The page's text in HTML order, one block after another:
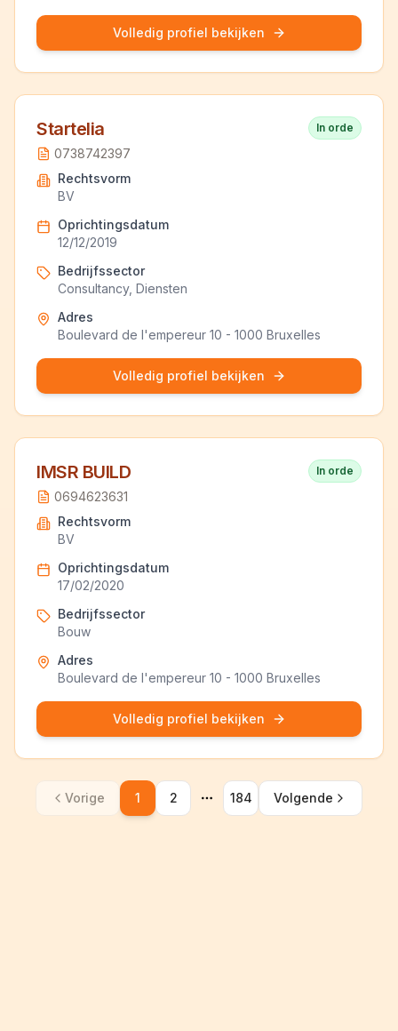
Volledig profiel bekijken
Startelia
0738742397
In orde
Rechtsvorm
BV
Oprichtingsdatum
12/12/2019
Bedrijfssector
Consultancy, Diensten
Adres
Boulevard de l'empereur 10 - 1000 Bruxelles
Volledig profiel bekijken
IMSR BUILD
0694623631
In orde
Rechtsvorm
BV
Oprichtingsdatum
17/02/2020
Bedrijfssector
Bouw
Adres
Boulevard de l'empereur 10 - 1000 Bruxelles
Volledig profiel bekijken
Vorige 1 2
More pages
184 Volgende